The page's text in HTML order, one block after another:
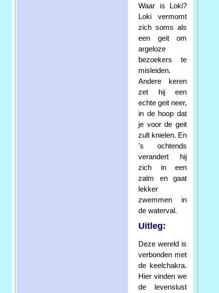
Waar is Loki?
Loki vermomt
zich soms als
een geit om
argeloze
bezoekers te
misleiden.
Andere keren
zet hij een
echte geit neer,
in de hoop dat
je voor de geit
zult knielen. En
's ochtends
verandert hij
zich in een
zalm en gaat
lekker
zwemmen in
de waterval.
Uitleg:
Deze wereld is
verbonden met
de keelchakra.
Hier vinden we
de levenslust